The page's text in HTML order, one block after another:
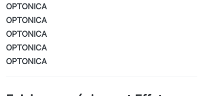
OPTONICA
OPTONICA
OPTONICA
OPTONICA
OPTONICA